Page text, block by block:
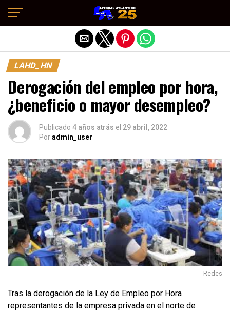
LAHD_HN
Derogación del empleo por hora,
¿beneficio o mayor desempleo?
Publicado 4 años atrás el 29 abril, 2022
Poradmin_user
Redes
Tras la derogación de la Ley de Empleo por Hora
representantes de la empresa privada en el norte de
Salir de la versión móvil